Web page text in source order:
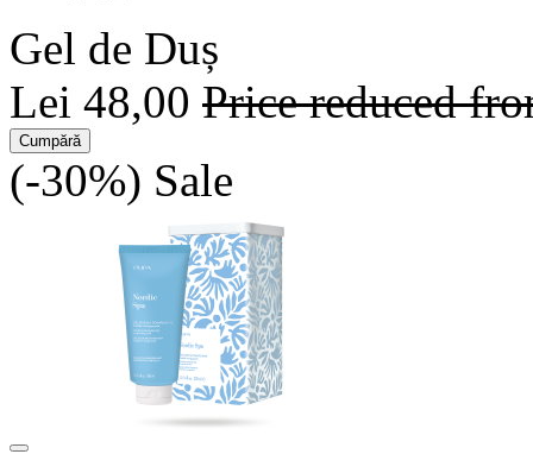
Gel de Duș
Lei 48,00 Price reduced
Cumpără
(-30%) Sale